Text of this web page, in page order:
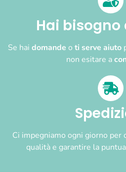
Hai bisogno
Se hai domande o ti serve aiuto
non esitare a
Ci impegniamo ogni giorno per
qualità e garantire la